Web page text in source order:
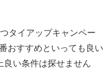
タイアップキャンペー
おすすめといっても良い
良い条件は探せません